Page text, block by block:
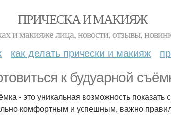
ПРИЧЕСКА И МАКИЯЖ
и макияже лица, новости, отзывы,
как делать прически и макияж
к будуарной
- это уникальная возможность
комфортным и успешным, важно